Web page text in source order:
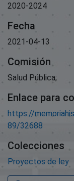
2020-2024
Fecha
2021-04-13
Comisión
Salud Pública;
Enlace para
https://
89/32688
Colecciones
Proyectos de ley